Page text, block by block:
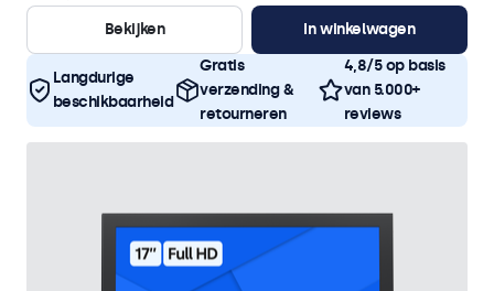
Bekijken
In winkelwagen
Langdurige
beschikbaarheid
Gratis
verzending &
retourneren
4,8/5 op basis
van 5.000+
reviews